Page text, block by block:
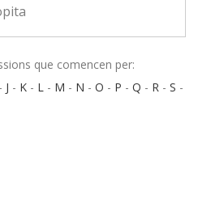
que comencen per:
- J - K - L - M - N - O - P - Q - R - S -